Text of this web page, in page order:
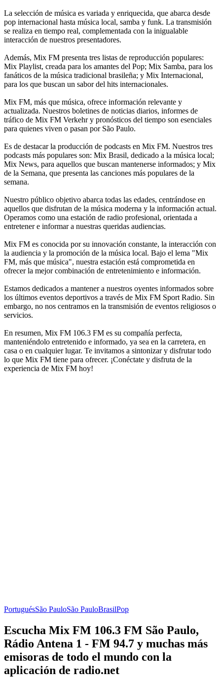
La selección de música es variada y enriquecida, que abarca desde
pop internacional hasta música local, samba y funk. La transmisión
se realiza en tiempo real, complementada con la inigualable
interacción de nuestros presentadores.
Además, Mix FM presenta tres listas de reproducción populares:
Mix Playlist, creada para los amantes del Pop; Mix Samba, para los
fanáticos de la música tradicional brasileña; y Mix Internacional,
para los que buscan un sabor del hits internacionales.
Mix FM, más que música, ofrece información relevante y
actualizada. Nuestros boletines de noticias diarios, informes de
tráfico de Mix FM Verkehr y pronósticos del tiempo son esenciales
para quienes viven o pasan por São Paulo.
Es de destacar la producción de podcasts en Mix FM. Nuestros tres
podcasts más populares son: Mix Brasil, dedicado a la música local;
Mix News, para aquellos que buscan mantenerse informados; y Mix
de la Semana, que presenta las canciones más populares de la
semana.
Nuestro público objetivo abarca todas las edades, centrándose en
aquellos que disfrutan de la música moderna y la información actual.
Operamos como una estación de radio profesional, orientada a
entretener e informar a nuestras queridas audiencias.
Mix FM es conocida por su innovación constante, la interacción con
la audiencia y la promoción de la música local. Bajo el lema "Mix
FM, más que música", nuestra estación está comprometida en
ofrecer la mejor combinación de entretenimiento e información.
Estamos dedicados a mantener a nuestros oyentes informados sobre
los últimos eventos deportivos a través de Mix FM Sport Radio. Sin
embargo, no nos centramos en la transmisión de eventos religiosos o
servicios.
En resumen, Mix FM 106.3 FM es su compañía perfecta,
manteniéndolo entretenido e informado, ya sea en la carretera, en
casa o en cualquier lugar. Te invitamos a sintonizar y disfrutar todo
lo que Mix FM tiene para ofrecer. ¡Conéctate y disfruta de la
experiencia de Mix FM hoy!
PortuguésSão PauloSão PauloBrasilPop
Escucha Mix FM 106.3 FM São Paulo,
Rádio Antena 1 - FM 94.7 y muchas más
emisoras de todo el mundo con la
aplicación de radio.net